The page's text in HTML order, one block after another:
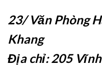
23/ Văn Phòng
Khang
Địa chỉ: 205